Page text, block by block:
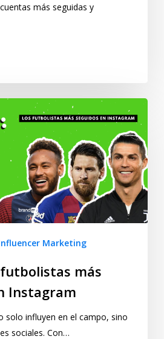
más seguidas y
Marketing
más
Instagram
solo influyen en el campo, sino
sociales. Con…